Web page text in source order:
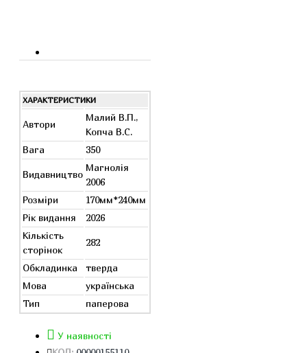
ХАРАКТЕРИСТИКИ
Автори
Малий В.П.,
Копча В.С.
Вага
350
Видавництво
Магнолія
2006
Розміри
170мм*240мм
Рік видання
2026
Кількість
сторінок
282
Обкладинка
тверда
Мова
українська
Тип
паперова
У наявності